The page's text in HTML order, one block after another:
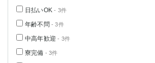
日払いOK - 3件
年齢不問 - 3件
中高年歓迎 - 3件
寮完備 - 3件